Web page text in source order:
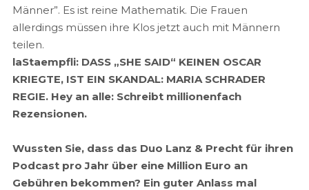
Männer”. Es ist reine Mathematik. Die Frauen
allerdings müssen ihre Klos jetzt auch mit Männern
teilen.
laStaempfli: DASS „SHE SAID“ KEINEN OSCAR
KRIEGTE, IST EIN SKANDAL: MARIA SCHRADER
REGIE. Hey an alle: Schreibt millionenfach
Rezensionen.
Wussten Sie, dass das Duo Lanz & Precht für ihren
Podcast pro Jahr über eine Million Euro an
Gebühren bekommen? Ein guter Anlass mal